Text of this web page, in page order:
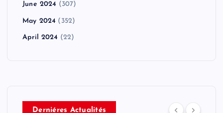
June 2024 (307)
May 2024 (352)
April 2024 (22)
Derniéres Actualités